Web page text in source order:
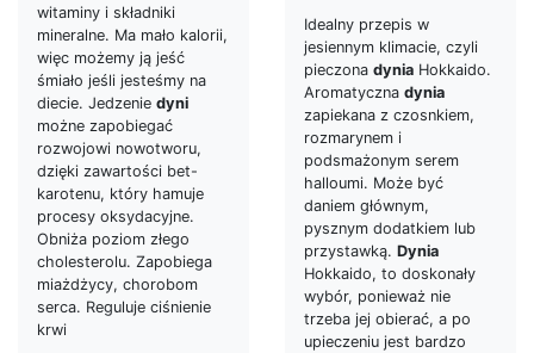
witaminy i składniki
mineralne. Ma mało kalorii,
więc możemy ją jeść
śmiało jeśli jesteśmy na
diecie. Jedzenie dyni
możne zapobiegać
rozwojowi nowotworu,
dzięki zawartości bet-
karotenu, który hamuje
procesy oksydacyjne.
Obniża poziom złego
cholesterolu. Zapobiega
miażdżycy, chorobom
serca. Reguluje ciśnienie
krwi
Idealny przepis w
jesiennym klimacie, czyli
pieczona dynia Hokkaido.
Aromatyczna dynia
zapiekana z czosnkiem,
rozmarynem i
podsmażonym serem
halloumi. Może być
daniem głównym,
pysznym dodatkiem lub
przystawką. Dynia
Hokkaido, to doskonały
wybór, ponieważ nie
trzeba jej obierać, a po
upieczeniu jest bardzo